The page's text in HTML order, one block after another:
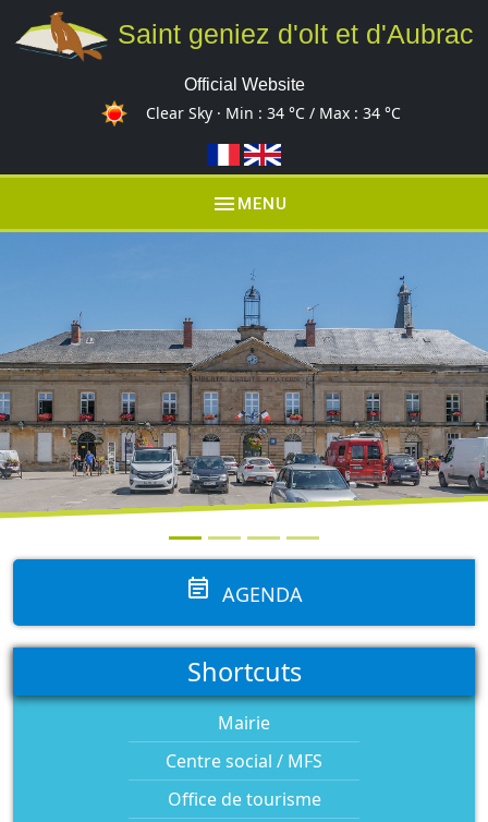
Saint geniez d'olt et d'Aubrac
Official Website
Clear Sky · Min : 34 °C / Max : 34 °C
menu MENU
event_note AGENDA
Shortcuts
Mairie
Centre social / MFS
Office de tourisme